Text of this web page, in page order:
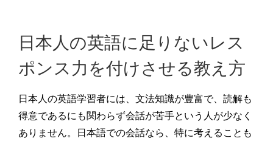
日本人の英語に足りないレス
ポンス力を付けさせる教え方
日本人の英語学習者には、文法知識が豊富で、読解も
得意であるにも関わらず会話が苦手という人が少なく
ありません。日本語での会話なら、特に考えることも